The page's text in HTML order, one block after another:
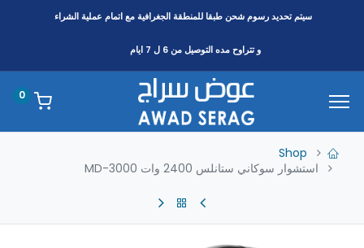
سيتم تحديد رسوم شحن طبقا للمنطقةالجغرافية مع اتمام عملية الشراء
و تتراوح مده التوصيل من 6 ل 7 ايام
0
Shop
استشوار سوكاني ستانلس 2400 وات MD-3000